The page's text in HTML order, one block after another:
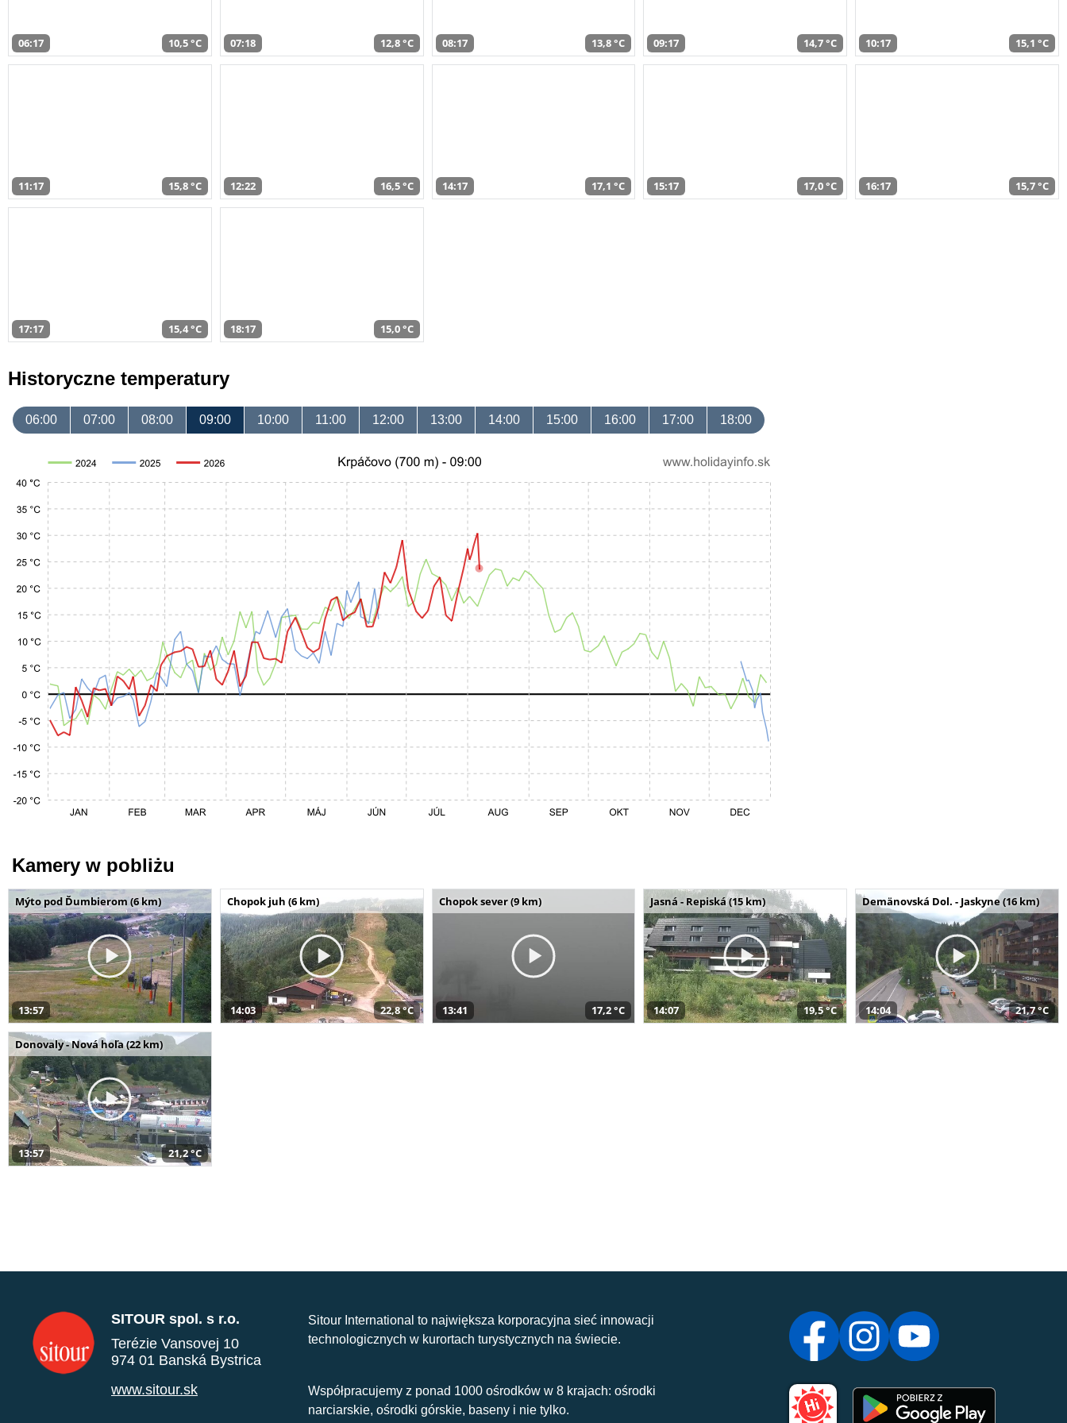
06:17 10,5 °C 07:18 12,8 °C 08:17 13,8 °C 09:17 14,7 °C 10:17 15,1 °C
11:17 15,8 °C 12:22 16,5 °C 14:17 17,1 °C 15:17 17,0 °C 16:17 15,7 °C
17:17 15,4 °C 18:17 15,0 °C
Historyczne temperatury
06:00 07:00 08:00 09:00 10:00 11:00 12:00 13:00 14:00 15:00 16:00 17:00 18:00
Kamery w pobliżu
Mýto pod Ďumbierom (6 km)
13:57
Chopok juh (6 km)
14:03 22,8 °C
Chopok sever (9 km)
13:41 17,2 °C
Jasná - Repiská (15 km)
14:07 19,5 °C
Demänovská Dol. - Jaskyne (16 km)
14:04 21,7 °C
Donovaly - Nová hoľa (22 km)
13:57 21,2 °C
SITOUR spol. s r.o.
Terézie Vansovej 10
974 01 Banská Bystrica
www.sitour.sk
Sitour International to największa korporacyjna sieć innowacji
technologicznych w kurortach turystycznych na świecie.
Współpracujemy z ponad 1000 ośrodków w 8 krajach: ośrodki
narciarskie, ośrodki górskie, baseny i nie tylko.